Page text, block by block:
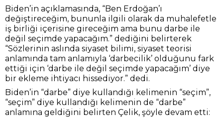
Biden’in açıklamasında, “Ben Erdoğan’ı
değiştireceğim, bununla ilgili olarak da muhalefetle
iş birliği içerisine gireceğim ama bunu darbe ile
değil seçimde yapacağım.” dediğini belirterek
“Sözlerinin aslında siyaset bilimi, siyaset teorisi
anlamında tam anlamıyla ‘darbecilik’ olduğunu fark
ettiği için ‘darbe ile değil seçimde yapacağım’ diye
bir ekleme ihtiyacı hissediyor.” dedi.
Biden’in “darbe” diye kullandığı kelimenin “seçim”,
“seçim” diye kullandığı kelimenin de “darbe”
anlamına geldiğini belirten Çelik, şöyle devam etti: